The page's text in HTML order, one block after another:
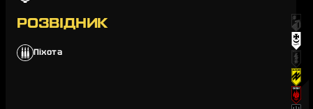
РОЗВІДНИК
Піхота